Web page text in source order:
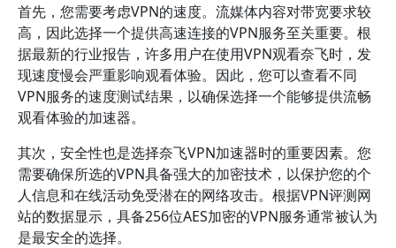
首先，您需要考虑VPN的速度。流媒体内容对带宽要求较
高，因此选择一个提供高速连接的VPN服务至关重要。根
据最新的行业报告，许多用户在使用VPN观看奈飞时，发
现速度慢会严重影响观看体验。因此，您可以查看不同
VPN服务的速度测试结果，以确保选择一个能够提供流畅
观看体验的加速器。
其次，安全性也是选择奈飞VPN加速器时的重要因素。您
需要确保所选的VPN具备强大的加密技术，以保护您的个
人信息和在线活动免受潜在的网络攻击。根据VPN评测网
站的数据显示，具备256位AES加密的VPN服务通常被认为
是最安全的选择。